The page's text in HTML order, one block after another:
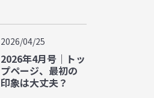
2026/04/25
2026年4月号｜トッ
プページ、最初の
印象は大丈夫？